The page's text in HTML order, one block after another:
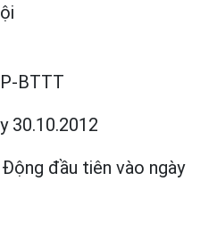
BTTT
30.10.2012
đầu tiên vào ngày